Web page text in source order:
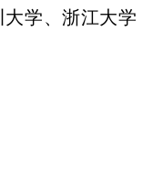
学、浙江大学